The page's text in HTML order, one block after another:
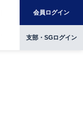
会員ログイン
支部・SGログイン